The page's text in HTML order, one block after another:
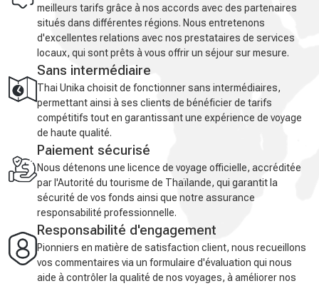
meilleurs tarifs grâce à nos accords avec des partenaires
situés dans différentes régions. Nous entretenons
d'excellentes relations avec nos prestataires de services
locaux, qui sont prêts à vous offrir un séjour sur mesure.
Sans intermédiaire
Thai Unika choisit de fonctionner sans intermédiaires,
permettant ainsi à ses clients de bénéficier de tarifs
compétitifs tout en garantissant une expérience de voyage
de haute qualité.
Paiement sécurisé
Nous détenons une licence de voyage officielle, accréditée
par l'Autorité du tourisme de Thaïlande, qui garantit la
sécurité de vos fonds ainsi que notre assurance
responsabilité professionnelle.
Responsabilité d'engagement
Pionniers en matière de satisfaction client, nous recueillons
vos commentaires via un formulaire d'évaluation qui nous
aide à contrôler la qualité de nos voyages, à améliorer nos